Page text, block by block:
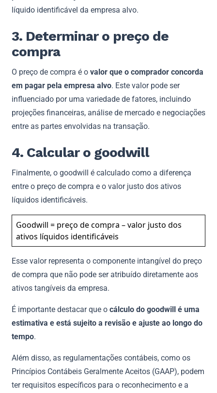
líquido identificável da empresa alvo.
3. Determinar o preço de
compra
O preço de compra é o valor que o comprador concorda
em pagar pela empresa alvo. Este valor pode ser
influenciado por uma variedade de fatores, incluindo
projeções financeiras, análise de mercado e negociações
entre as partes envolvidas na transação.
4. Calcular o goodwill
Finalmente, o goodwill é calculado como a diferença
entre o preço de compra e o valor justo dos ativos
líquidos identificáveis.
Goodwill = preço de compra – valor justo dos
ativos líquidos identificáveis
Esse valor representa o componente intangível do preço
de compra que não pode ser atribuído diretamente aos
ativos tangíveis da empresa.
É importante destacar que o cálculo do goodwill é uma
estimativa e está sujeito a revisão e ajuste ao longo do
tempo.
Além disso, as regulamentações contábeis, como os
Princípios Contábeis Geralmente Aceitos (GAAP), podem
ter requisitos específicos para o reconhecimento e a